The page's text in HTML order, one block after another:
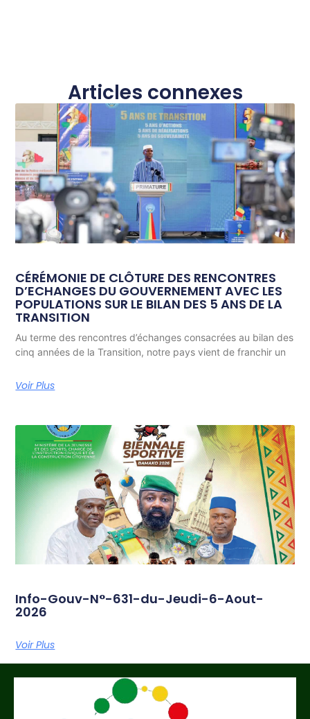
Articles connexes
CÉRÉMONIE DE CLÔTURE DES RENCONTRES
D’ECHANGES DU GOUVERNEMENT AVEC LES
POPULATIONS SUR LE BILAN DES 5 ANS DE LA
TRANSITION
Au terme des rencontres d’échanges consacrées au bilan des
cinq années de la Transition, notre pays vient de franchir un
Voir Plus
Info-Gouv-N°-631-du-Jeudi-6-Aout-
2026
Voir Plus